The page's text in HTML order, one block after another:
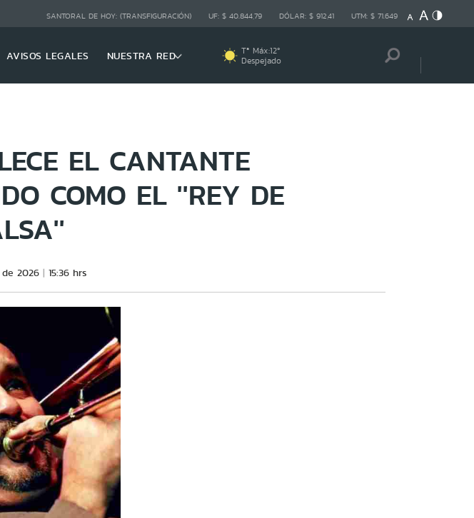
SANTORAL DE HOY: (TRANSFIGURACIÓN) UF: $ 40.844,79 DÓLAR: $ 912,41 UTM: $ 71.649
AVISOS LEGALES NUESTRA RED Tª Máx:12º
Despejado
EL CANTANTE
COMO EL ''REY DE
2026 15:36 hrs